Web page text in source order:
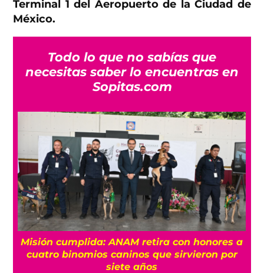
Terminal 1 del Aeropuerto de la Ciudad de
México.
Todo lo que no sabías que
necesitas saber lo encuentras en
Sopitas.com
Misión cumplida: ANAM retira con honores a
cuatro binomios caninos que sirvieron por
siete años